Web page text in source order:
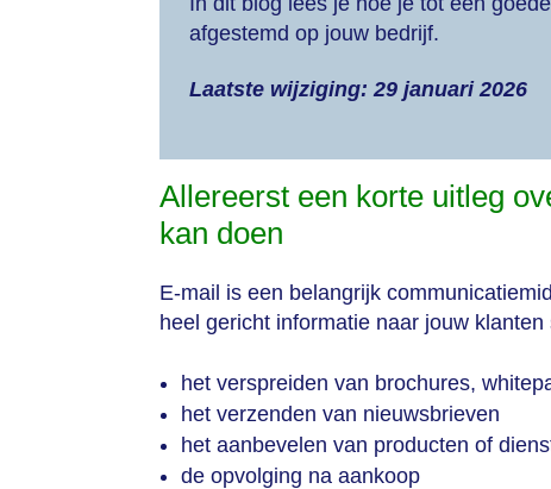
afgestemd op jouw bedrijf.
Laatste wijziging: 29 januari 2026
Allereerst een korte uitleg
kan doen
E-mail is een belangrijk
heel gericht informatie naar jouw
het verspreiden van brochures,
het verzenden van nieuwsbrieven
het aanbevelen van producten of
de opvolging na aankoop